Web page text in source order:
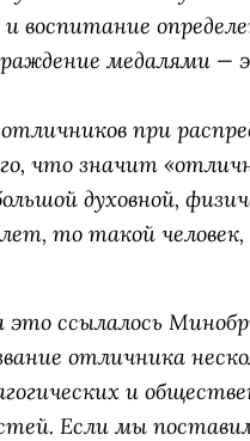
воспитание
медалями —
при
что значит
духовной,
то такой
ссылалось
отличника
и
Если мы